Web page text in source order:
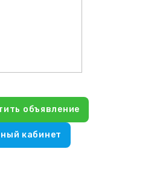
объявление
кабинет